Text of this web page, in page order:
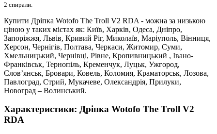
2 спирали.
Купити Дріпка Wotofo The Troll V2 RDA - можна за низькою
ціною у таких містах як: Київ, Харків, Одеса, Дніпро,
Запоріжжя, Львів, Кривий Ріг, Миколаїв, Маріуполь, Вінниця,
Херсон, Чернігів, Полтава, Черкаси, Житомир, Суми,
Хмельницький, Чернівці, Рівне, Кропивницький , Івано-
Франківськ, Тернопіль, Кременчук, Луцьк, Ужгород,
Слов’янськ, Бровари, Ковель, Коломия, Краматорськ, Лозова,
Павлоград, Стрий, Мукачеве, Олександрія, Прилуки,
Новоград – Волинський.
Характеристики: Дріпка Wotofo The Troll V2
RDA